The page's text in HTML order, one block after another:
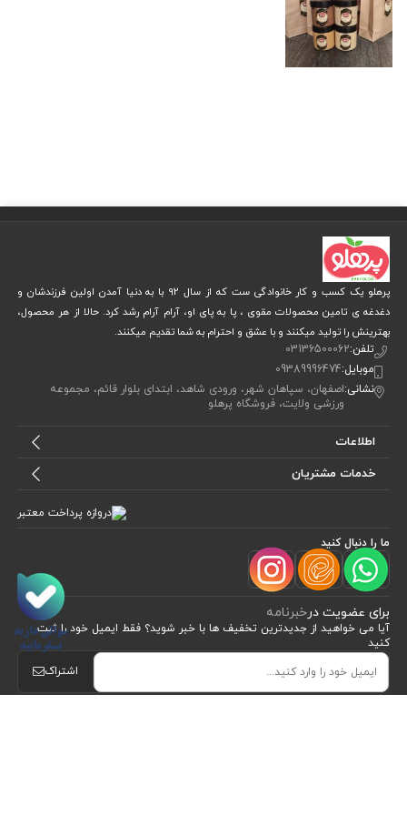
پرهلو یک کسب و کار خانوادگی ست که از سال 92 با به دنیا آمدن اولین فرزندشان و
دغدغه ی تامین محصولات مقوی ، پا به پای او، آرام آرام رشد کرد. حالا از هر محصول،
بهترینش را تولید میکنند و با عشق و احترام به شما تقدیم میکنند.
تلفن:03136500062
موبایل:09389996474
نشانی:اصفهان، سپاهان شهر، ورودی شاهد، ابتدای بلوار قائم، مجموعه
ورزشی ولایت، فروشگاه پرهلو
اطلاعات
خدمات مشتریان
ما را دنبال کنید
برای عضویت درخبرنامه
آیا می خواهید از جدید‌ترین تخفیف‌ ها با‌ خبر شوید؟ فقط ایمیل خود را ثبت
کنید
اشتراک